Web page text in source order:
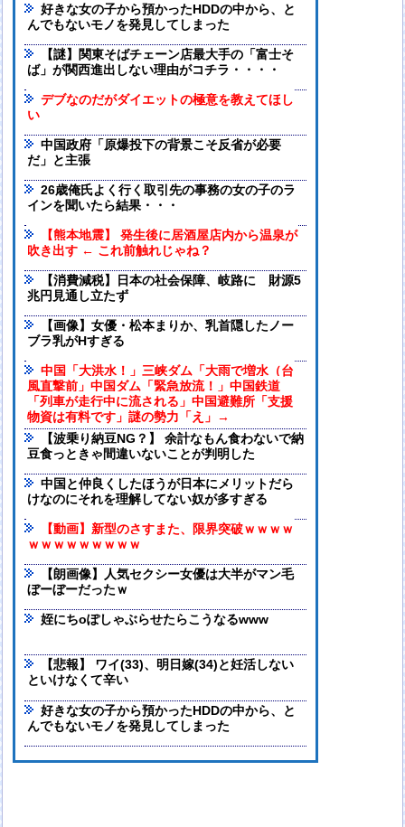
好きな女の子から預かったHDDの中から、と
んでもないモノを発見してしまった
【謎】関東そばチェーン店最大手の「富士そ
ば」が関西進出しない理由がコチラ・・・・
デブなのだがダイエットの極意を教えてほし
い
中国政府「原爆投下の背景こそ反省が必要
だ」と主張
26歳俺氏よく行く取引先の事務の女の子のラ
インを聞いたら結果・・・
【熊本地震】 発生後に居酒屋店内から温泉が
吹き出す ← これ前触れじゃね？
【消費減税】日本の社会保障、岐路に 財源5
兆円見通し立たず
【画像】女優・松本まりか、乳首隠したノー
ブラ乳がHすぎる
中国「大洪水！」三峡ダム「大雨で増水（台
風直撃前」中国ダム「緊急放流！」中国鉄道
「列車が走行中に流される」中国避難所「支援
物資は有料です」謎の勢力「え」→
【波乗り納豆NG？】 余計なもん食わないで納
豆食っときゃ間違いないことが判明した
中国と仲良くしたほうが日本にメリットだら
けなのにそれを理解してない奴が多すぎる
【動画】新型のさすまた、限界突破ｗｗｗｗ
ｗｗｗｗｗｗｗｗｗ
【朗画像】人気セクシー女優は大半がマン毛
ぼーぼーだったｗ
姪にちoぽしゃぶらせたらこうなるwww
【悲報】 ワイ(33)、明日嫁(34)と妊活しない
といけなくて辛い
好きな女の子から預かったHDDの中から、と
んでもないモノを発見してしまった